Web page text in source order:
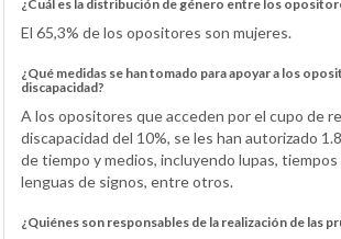
¿Cuál es la distribución de género entre los
El 65,3% de los opositores son mujeres.
¿Qué medidas se han tomado para apoyar a los
discapacidad?
A los opositores que acceden por el cupo de
discapacidad del 10%, se les han autorizado
de tiempo y medios, incluyendo lupas, tiempos
lenguas de signos, entre otros.
¿Quiénes son responsables de la realización de las